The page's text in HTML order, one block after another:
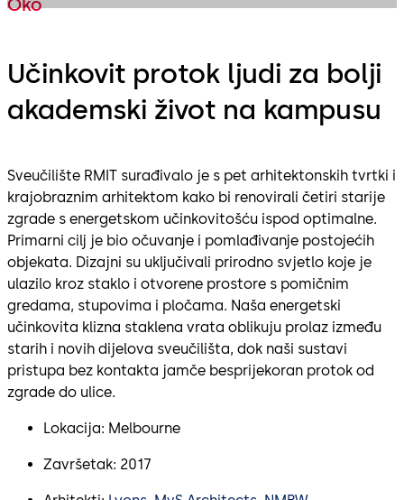
Oko
Učinkovit protok ljudi za bolji
akademski život na kampusu
Sveučilište RMIT surađivalo je s pet arhitektonskih tvrtki i
krajobraznim arhitektom kako bi renovirali četiri starije
zgrade s energetskom učinkovitošću ispod optimalne.
Primarni cilj je bio očuvanje i pomlađivanje postojećih
objekata. Dizajni su uključivali prirodno svjetlo koje je
ulazilo kroz staklo i otvorene prostore s pomičnim
gredama, stupovima i pločama. Naša energetski
učinkovita klizna staklena vrata oblikuju prolaz između
starih i novih dijelova sveučilišta, dok naši sustavi
pristupa bez kontakta jamče besprijekoran protok od
zgrade do ulice.
Lokacija: Melbourne
Završetak: 2017